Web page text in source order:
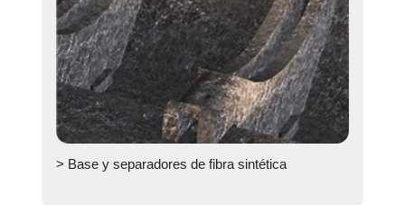
> Base y separadores de fibra sintética